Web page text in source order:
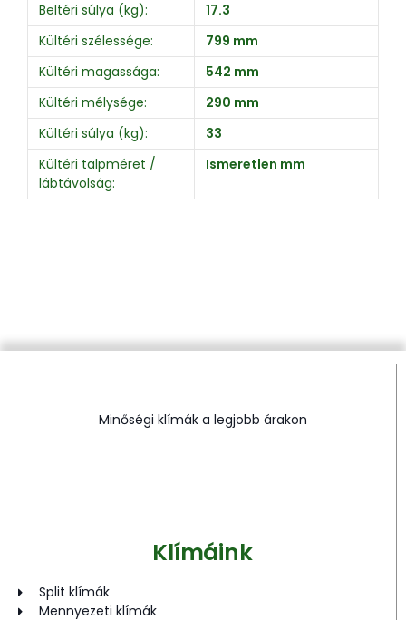
Beltéri súlya (kg):
17.3
Kültéri szélessége:
799 mm
Kültéri magassága:
542 mm
Kültéri mélysége:
290 mm
Kültéri súlya (kg):
33
Kültéri talpméret /
lábtávolság:
Ismeretlen mm
Minőségi klímák a legjobb árakon
Klímáink
Split klímák
Mennyezeti klímák